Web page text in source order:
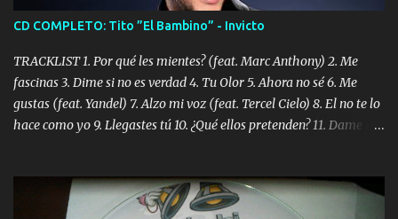
CD COMPLETO: Tito ”El Bambino” - Invicto
TRACKLIST 1. Por qué les mientes? (feat. Marc Anthony) 2. Me
fascinas 3. Dime si no es verdad 4. Tu Olor 5. Ahora no sé 6. Me
gustas (feat. Yandel) 7. Alzo mi voz (feat. Tercel Cielo) 8. El no te lo
hace como yo 9. Llegastes tú 10. ¿Qué ellos pretenden? 11. Dame la
Digital Booklet – Invicto ----------------------------- Nota:
Album proposto al massimo della qualità in formato iTunes Plus